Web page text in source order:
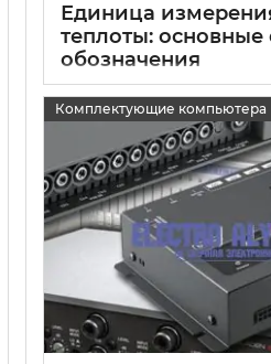
Единица
теплоты:
обозначения
Комплектующие компьютера